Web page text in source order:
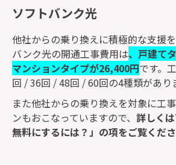
ソフトバンク光
他社からの乗り換えに積極的な支援
バンク光の開通工事費用は、戸建て
マンションタイプが26,400円です。
回 / 36回 / 48回 / 60回の4種類があり
また他社からの乗り換えを対象に工
ンもおこなっていますので、 詳しく
無料にするには？」の項をご覧くだ